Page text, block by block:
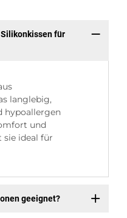
für
langlebig,
hypoallergen
und
ideal für
geeignet?